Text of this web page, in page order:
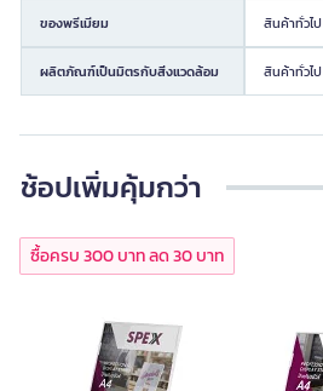
ของพรีเมียม สินค้าทั่วไป
ผลิตภัณฑ์เป็นมิตรกับสิ่งแวดล้อม สินค้าทั่วไป
ช้อปเพิ่มคุ้มกว่า
ซื้อครบ 300 บาท ลด 30 บาท